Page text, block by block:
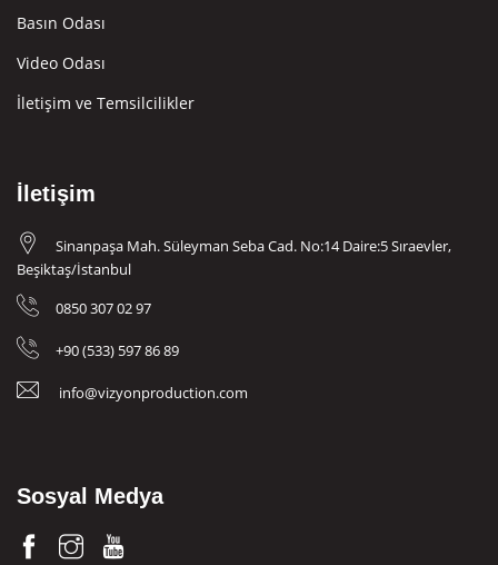
Basın Odası
Video Odası
İletişim ve Temsilcilikler
İletişim
Sinanpaşa Mah. Süleyman Seba Cad. No:14 Daire:5 Sıraevler,
Beşiktaş/İstanbul
0850 307 02 97
+90 (533) 597 86 89
info@vizyonproduction.com
Sosyal Medya